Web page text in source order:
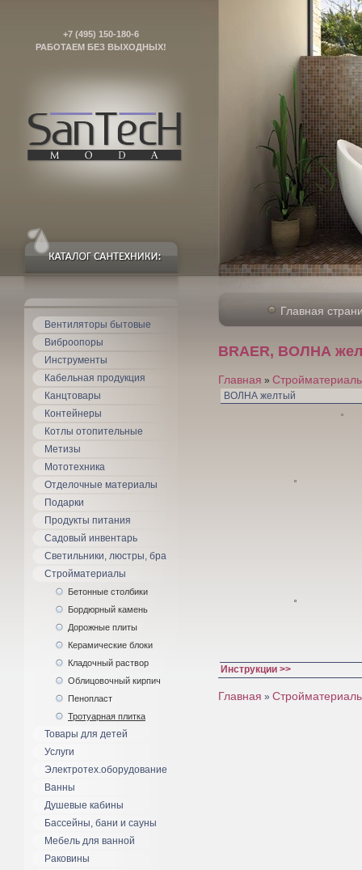
+7 (495) 150-180-6
РАБОТАЕМ БЕЗ ВЫХОДНЫХ!
Вентиляторы бытовые
Виброопоры
Инструменты
Кабельная продукция
Канцтовары
Контейнеры
Котлы отопительные
Метизы
Мототехника
Отделочные материалы
Подарки
Продукты питания
Садовый инвентарь
Светильники, люстры, бра
Стройматериалы
Бетонные столбики
Бордюрный камень
Дорожные плиты
Керамические блоки
Кладочный раствор
Облицовочный кирпич
Пенопласт
Тротуарная плитка
Товары для детей
Услуги
Электротех.оборудование
Ванны
Душевые кабины
Бассейны, бани и сауны
Мебель для ванной
Раковины
Главная
BRAER, ВОЛНА
Главная »
ВОЛНА желтый
Инструкции >>
Главная »